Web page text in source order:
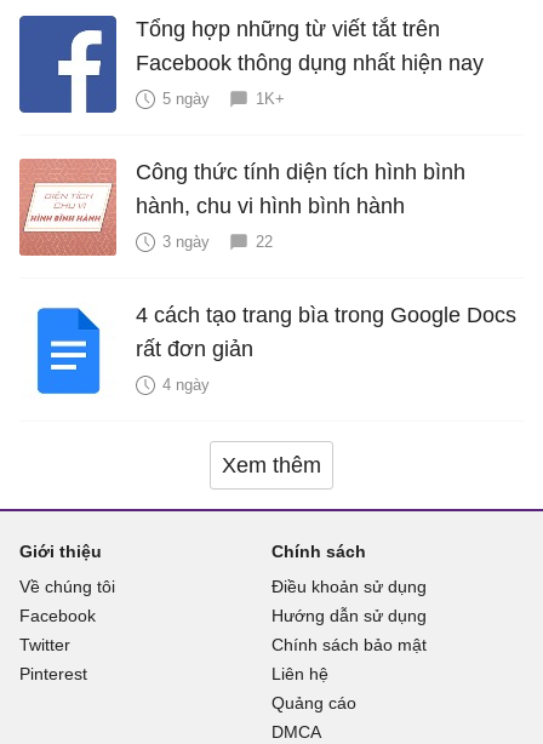
Tổng hợp những từ viết tắt trên
Facebook thông dụng nhất hiện nay
5 ngày 1K+
Công thức tính diện tích hình bình
hành, chu vi hình bình hành
3 ngày 22
4 cách tạo trang bìa trong Google Docs
rất đơn giản
4 ngày
Xem thêm
Giới thiệu
Về chúng tôi
Facebook
Twitter
Pinterest
Chính sách
Điều khoản sử dụng
Hướng dẫn sử dụng
Chính sách bảo mật
Liên hệ
Quảng cáo
DMCA